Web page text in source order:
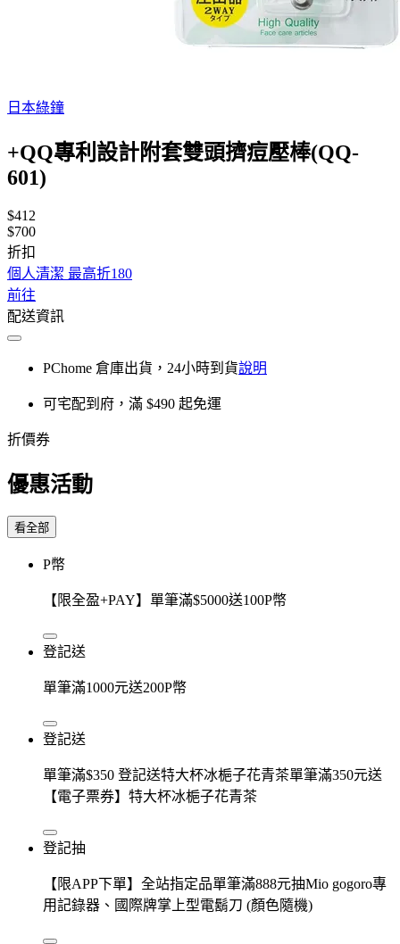
日本綠鐘
+QQ專利設計附套雙頭擠痘壓棒(QQ-
601)
$412
$700
折扣
個人清潔 最高折180
前往
配送資訊
PChome 倉庫出貨，24小時到貨說明
可宅配到府，滿 $490 起免運
折價券
優惠活動
看全部
P幣
【限全盈+PAY】單筆滿$5000送100P幣
登記送
單筆滿1000元送200P幣
登記送
單筆滿$350 登記送特大杯冰梔子花青茶單筆滿350元送
【電子票券】特大杯冰梔子花青茶
登記抽
【限APP下單】全站指定品單筆滿888元抽Mio gogoro專
用記錄器、國際牌掌上型電鬍刀 (顏色隨機)